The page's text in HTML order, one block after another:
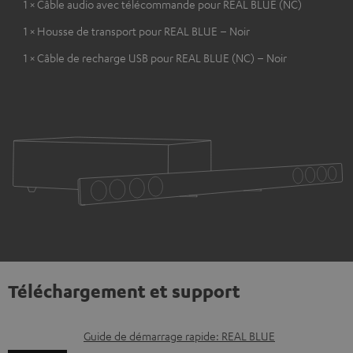
1 × Câble audio avec télécommande pour REAL BLUE (NC)
1 × Housse de transport pour REAL BLUE – Noir
1 × Câble de recharge USB pour REAL BLUE (NC) – Noir
Téléchargement et support
D
Guide de démarrage rapide: REAL BLUE